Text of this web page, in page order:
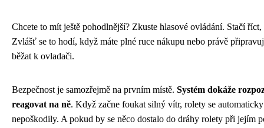
Chcete to mít ještě pohodlnější? Zkuste hlasové ovládání. Stačí
Zvlášť se to hodí, když máte plné ruce nákupu nebo právě
běžat k ovladači.
Bezpečnost je samozřejmě na prvním místě. Systém dokáže
reagovat na ně. Když začne foukat silný vítr, rolety se
nepoškodily. A pokud by se něco dostalo do dráhy rolety při jejím